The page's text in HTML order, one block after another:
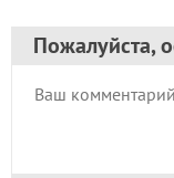
Пожалуйста,